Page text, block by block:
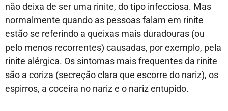
não deixa de ser uma rinite, do tipo infecciosa. Mas
normalmente quando as pessoas falam em rinite
estão se referindo a queixas mais duradouras (ou
pelo menos recorrentes) causadas, por exemplo, pela
rinite alérgica. Os sintomas mais frequentes da rinite
são a coriza (secreção clara que escorre do nariz), os
espirros, a coceira no nariz e o nariz entupido.